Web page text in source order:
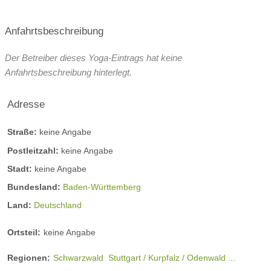
Anfahrtsbeschreibung
Der Betreiber dieses Yoga-Eintrags hat keine
Anfahrtsbeschreibung hinterlegt.
Adresse
Straße: keine Angabe
Postleitzahl: keine Angabe
Stadt: keine Angabe
Bundesland: Baden-Württemberg
Land: Deutschland
Ortsteil: keine Angabe
Regionen: Schwarzwald Stuttgart / Kurpfalz / Odenwald ...